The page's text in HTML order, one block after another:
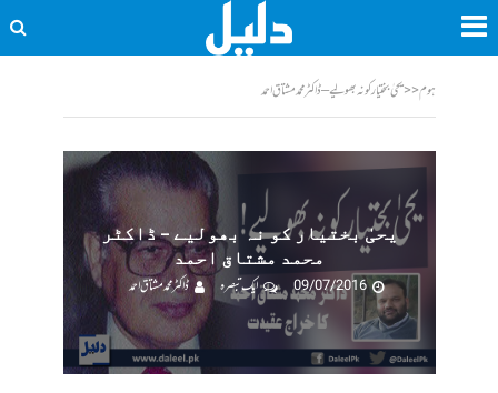
ہوم<<یحیٰ بختیار کو نہ بھولیے – ڈاکٹر محمد مشتاق احمد
یحیٰ بختیار کو نہ بھولیے – ڈاکٹر
محمد مشتاق احمد
09/07/2016
ایک تبصرہ ڈاکٹر محمد مشتاق احمد